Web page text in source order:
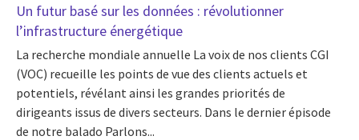
Un futur basé sur les données : révolutionner
l’infrastructure énergétique
La recherche mondiale annuelle La voix de nos clients CGI
(VOC) recueille les points de vue des clients actuels et
potentiels, révélant ainsi les grandes priorités de
dirigeants issus de divers secteurs. Dans le dernier épisode
de notre balado Parlons...